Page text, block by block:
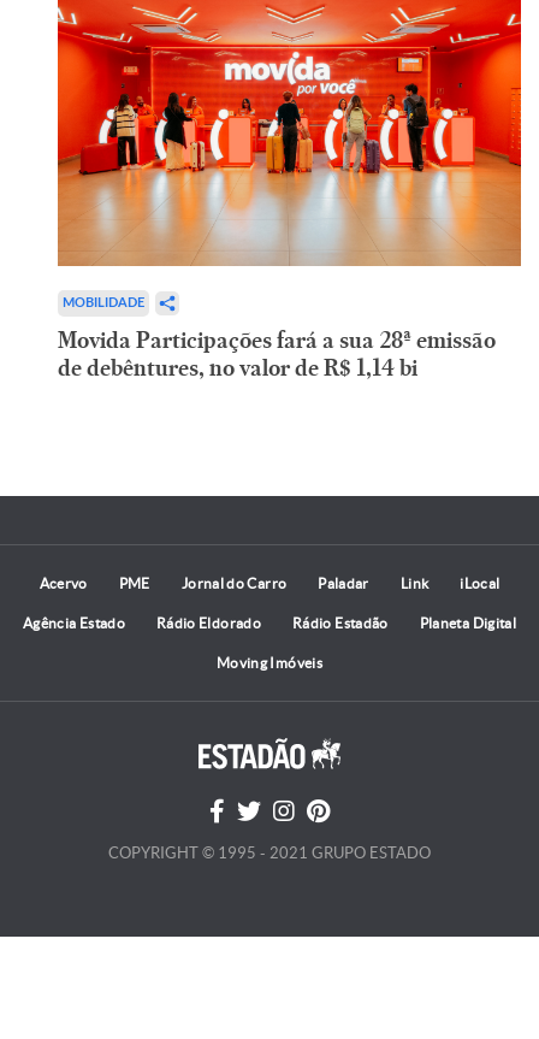
MOBILIDADE
Movida Participações fará a sua 28ª emissão
de debêntures, no valor de R$ 1,14 bi
Acervo PME Jornal do Carro Paladar Link iLocal
Agência Estado Rádio Eldorado Rádio Estadão Planeta Digital
Moving Imóveis
COPYRIGHT © 1995 - 2021 GRUPO ESTADO